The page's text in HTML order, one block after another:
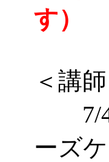
す）
＜講
7/
ーズ